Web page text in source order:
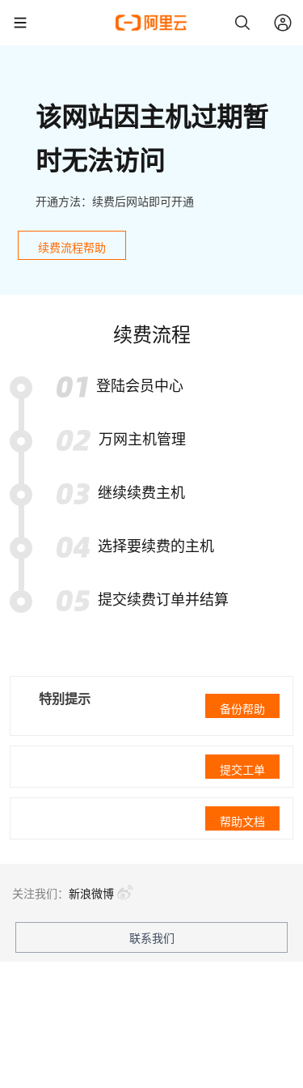
该网站因主机过期暂
时无法访问
开通方法：续费后网站即可开通
续费流程帮助
续费流程
登陆会员中心
万网主机管理
继续续费主机
选择要续费的主机
提交续费订单并结算
特别提示
备份帮助
提交工单
帮助文档